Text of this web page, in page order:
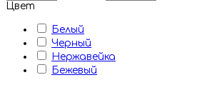
Цвет
Белый
Черный
Нержавейка
Бежевый